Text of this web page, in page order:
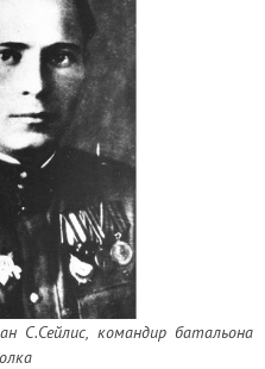
С.Сейлис, командир батальона